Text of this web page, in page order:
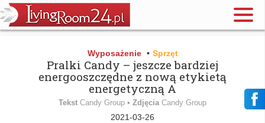
Wyposażenie • Sprzęt
Pralki Candy – jeszcze bardziej
energooszczędne z nową etykietą
energetyczną A
Tekst Candy Group • Zdjęcia Candy Group
2021-03-26